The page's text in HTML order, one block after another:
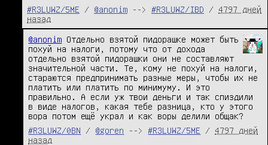
#R3LUWZ/5ME
/ @anonim --> #R3LUWZ/IBD / 4797 дней
назад
@anonim Отдельно взятой пидорашке может быть
похуй на налоги, потому что от дохода
отдельно взятой пидорашки они не составляют
значительной части. Те, кому не похуй на налоги,
стараются предпринимать разные меры, чтобы их не
платить или платить по минимуму. И это
правильно. А если уж твои деньги и так спиздили
в виде налогов, какая тебе разница, кто у этого
вора потом ещё украл и как воры делили общак?
#R3LUWZ/0BN
/ @goren --> #R3LUWZ/5ME / 4797 дней
назад